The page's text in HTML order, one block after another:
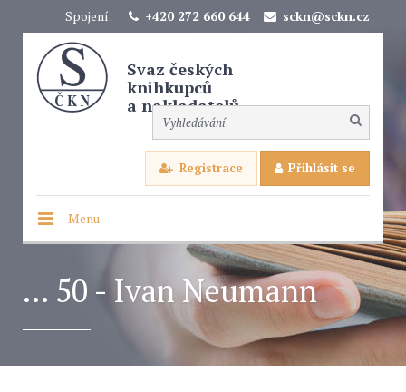
Spojení: +420 272 660 644 sckn@sckn.cz
Svaz českých
knihkupců
a nakladatelů
Registrace Přihlásit se
Menu
... 50 - Ivan Neumann